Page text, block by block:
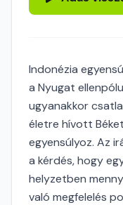
Indonézia
a Nyugat
ugyanakkor
életre hívott
egyensúlyoz. Az
a kérdés, hogy
helyzetben
való megfelelés